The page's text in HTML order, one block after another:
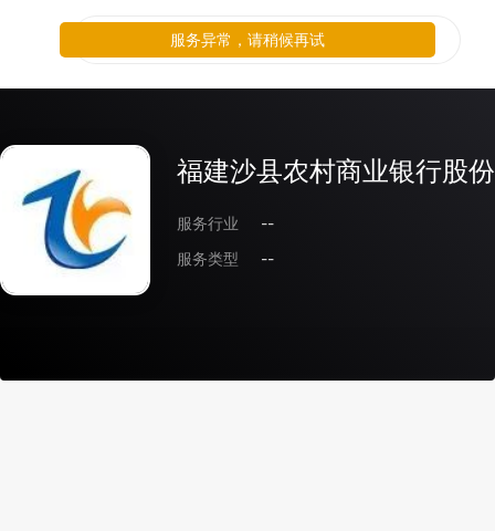
福建沙县农村商业银行股
服务行业
--
服务类型
--
服务异常，请稍候再试